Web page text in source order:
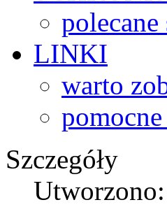
LINKI
warto
Szczegóły